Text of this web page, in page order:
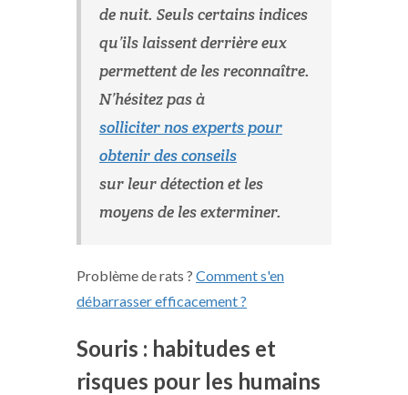
de nuit. Seuls certains indices
qu’ils laissent derrière eux
permettent de les reconnaître.
N’hésitez pas à
solliciter nos experts pour
obtenir des conseils
sur leur détection et les
moyens de les exterminer.
Problème de rats ? Comment s'en
débarrasser efficacement ?
Souris : habitudes et
risques pour les humains